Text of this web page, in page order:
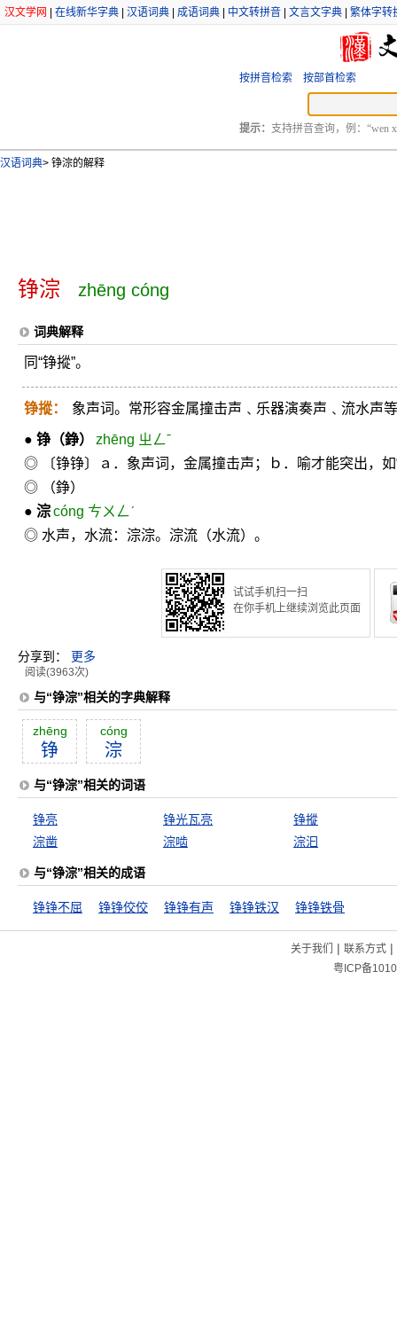
汉文学网 在线新华字典 汉语词典 成语词典 中文转拼音 文言文字典 繁体字转
按拼音检索 按部首检索
提示： 支持拼音查询，例：“wen
汉语词典> 铮淙的解释
铮淙 zhēng cóng
词典解释
同“铮摐”。
铮摐： 象声词。常形容金属撞击声﹑乐器演奏声﹑流水声
● 铮 （錚）
zhēng ㄓㄥˉ
◎ 〔铮铮〕ａ．象声词，金属撞击声；ｂ．喻才能突出，如
◎ （錚）
● 淙cóng ㄘㄨㄥˊ
◎ 水声，水流：淙淙。淙流（水流）。
试试手机扫一扫
在你手机上继续浏览此页面
分享到： 更多
阅读(3963次)
与“铮淙”相关的字典解释
zhēng
铮
cóng
淙
与“铮淙”相关的词语
铮亮 铮光瓦亮
铮摐
淙凿
淙啮 淙汩
与“铮淙”相关的成语
铮铮不屈 铮铮佼佼 铮铮有声 铮铮铁汉 铮铮铁骨
关于我们 | 联系方式|
粤ICP备